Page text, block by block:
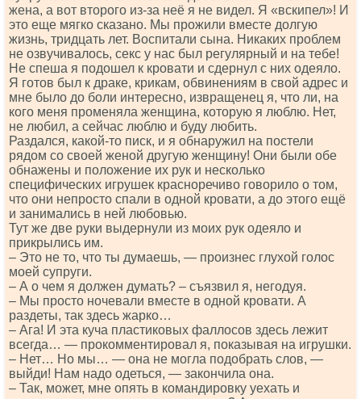
жена, а вот второго из-за неё я не видел. Я «вскипел»! И
это еще мягко сказано. Мы прожили вместе долгую
жизнь, тридцать лет. Воспитали сына. Никаких проблем
не озвучивалось, секс у нас был регулярный и на тебе!
Не спеша я подошел к кровати и сдернул с них одеяло.
Я готов был к драке, крикам, обвинениям в свой адрес и
мне было до боли интересно, извращенец я, что ли, на
кого меня променяла женщина, которую я люблю. Нет,
не любил, а сейчас люблю и буду любить.
Раздался, какой-то писк, и я обнаружил на постели
рядом со своей женой другую женщину! Они были обе
обнажены и положение их рук и несколько
специфических игрушек красноречиво говорило о том,
что они непросто спали в одной кровати, а до этого ещё
и занимались в ней любовью.
Тут же две руки выдернули из моих рук одеяло и
прикрылись им.
– Это не то, что ты думаешь, — произнес глухой голос
моей супруги.
– А о чем я должен думать? – съязвил я, негодуя.
– Мы просто ночевали вместе в одной кровати. А
раздеты, так здесь жарко…
– Ага! И эта куча пластиковых фаллосов здесь лежит
всегда… — прокомментировал я, показывая на игрушки.
– Нет… Но мы… — она не могла подобрать слов, —
выйди! Нам надо одеться, — закончила она.
– Так, может, мне опять в командировку уехать и